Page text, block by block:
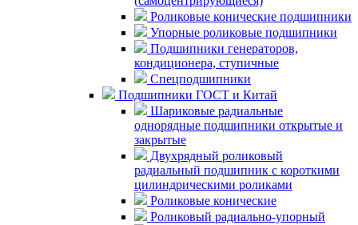
Роликовые конические подшипники
Упорные роликовые подшипники
Подшипники генераторов,
кондиционера, ступичные
Спецподшипники
Подшипники ГОСТ и Китай
Шариковые радиальные
однорядные подшипники открытые и
закрытые
Двухрядный роликовый
радиальный подшипник с короткими
цилиндрическими роликами
Роликовые конические
Роликовый радиально-упорный